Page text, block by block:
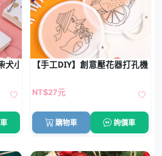
犬小熊蘿蔔兔手帳便條本 7cm隨身可拆
【手工DIY】創意壓花器打孔機 -
NT$27元
購物車 詢價車